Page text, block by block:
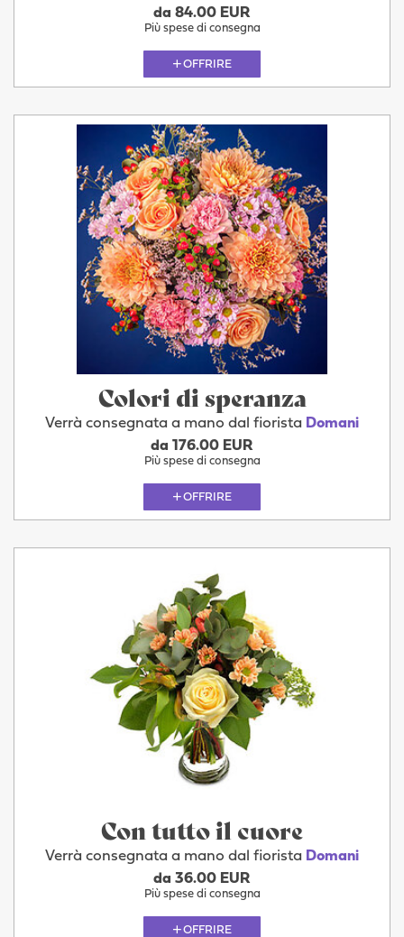
da 84.00 EUR
Più spese di consegna
OFFRIRE
Colori di speranza
Verrà consegnata a mano dal fiorista Domani
da 176.00 EUR
Più spese di consegna
OFFRIRE
Con tutto il cuore
Verrà consegnata a mano dal fiorista Domani
da 36.00 EUR
Più spese di consegna
OFFRIRE